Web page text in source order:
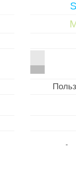
-